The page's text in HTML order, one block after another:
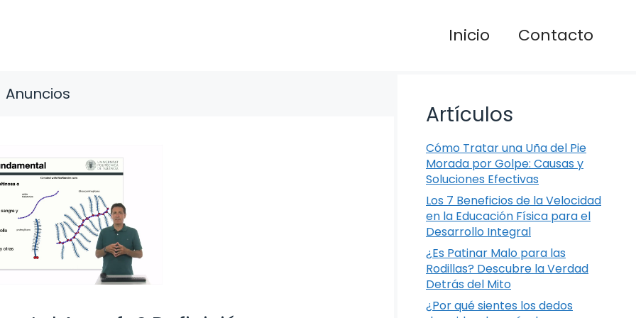
Inicio Contacto
Anuncios
Artículos
Cómo Tratar una Uña del Pie
Morada por Golpe: Causas y
Soluciones Efectivas
Los 7 Beneficios de la Velocidad
en la Educación Física para el
Desarrollo Integral
¿Es Patinar Malo para las
Rodillas? Descubre la Verdad
Detrás del Mito
¿Por qué sientes los dedos